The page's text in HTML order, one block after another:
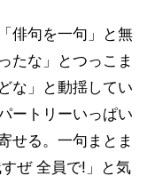
俳句を一句」と無
たな」とつっこま
な」と動揺してい
ートリーいっぱい
せる。一句まとま
ぜ 全員で!」と気